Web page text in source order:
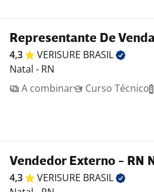
Representante De
4,3 VERISURE BRASIL
Natal - RN
A combinar
Curso Técnico
Vendedor Externo - RN
4,3 VERISURE BRASIL